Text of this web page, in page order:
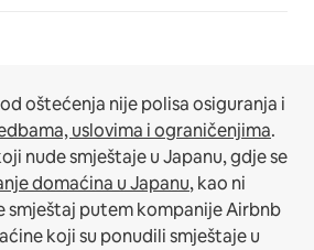
oštećenja nije polisa osiguranja i
uslovima i ograničenjima.
nude smještaje u Japanu, gdje se
domaćina u Japanu, kao ni
smještaj putem kompanije Airbnb
koji su ponudili smještaje u